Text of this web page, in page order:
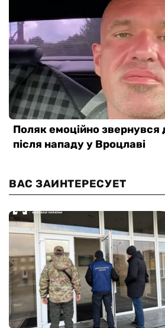
ВАС ЗАИНТЕРЕСУЕТ